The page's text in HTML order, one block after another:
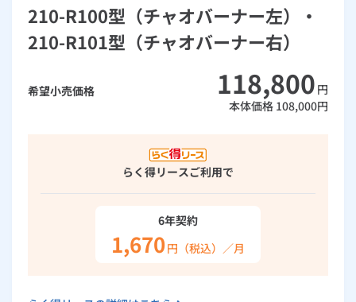
インターネットのお申込み
レンジフード
乾太くん
ガス温水床暖房「ヌック」
ガス栓の増設 プラスライン
ルームエアコン
エネファーム
エコキュート
警報器・消火器
お近くのガスのお店
ほっ得定額 お引越しの手続き
210-R100型（チャオバーナー左）・
210-R101型（チャオバーナー右）
希望小売価格 118,800 円
本体価格 108,000円
らく得リースご利用で
6年契約
1,670円（税込）／月